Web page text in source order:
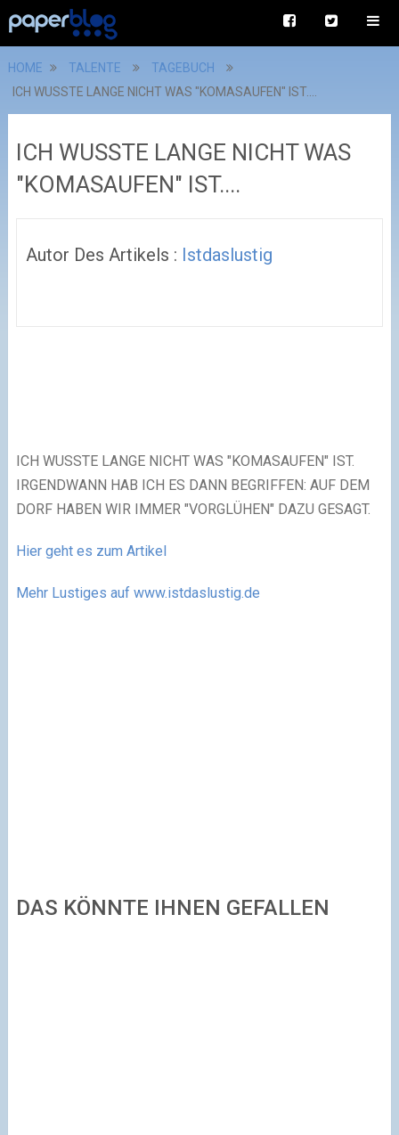
HOME TALENTE
TAGEBUCH
ICH WUSSTE LANGE NICHT WAS "KOMASAUFEN" IST....
ICH WUSSTE LANGE NICHT WAS
"KOMASAUFEN" IST....
Autor Des Artikels : Istdaslustig
ICH WUSSTE LANGE NICHT WAS "KOMASAUFEN" IST.
IRGENDWANN HAB ICH ES DANN BEGRIFFEN: AUF DEM
DORF HABEN WIR IMMER "VORGLÜHEN" DAZU GESAGT.
Hier geht es zum Artikel
Mehr Lustiges auf www.istdaslustig.de
DAS KÖNNTE IHNEN GEFALLEN